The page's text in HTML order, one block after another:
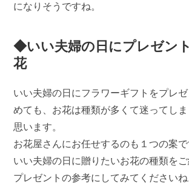
になりそうですね。
◆いい夫婦の日にプレゼン
花
いい夫婦の日にフラワーギフトをプレ
めても、お花は種類が多くて迷ってし
思います。
お花屋さんにお任せするのも１つの案
いい夫婦の日に贈りたいお花の種類をご
プレゼントの参考にしてみてくださいね